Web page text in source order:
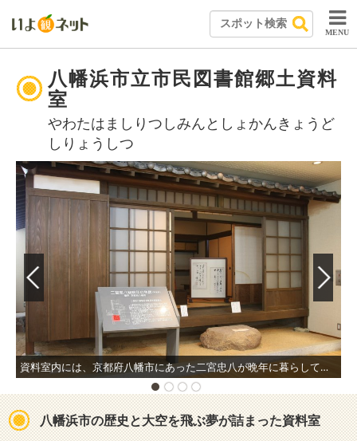
MENU
八幡浜市立市民図書館郷土資料
室
やわたはましりつしみんとしょかんきょうど
しりょうしつ
資料室内には、京都府八幡市にあった二宮忠八が晩年に暮らしていた住居の一室が移築復元されており、当時の生活の様子が再現されている。
八幡浜市の歴史と大空を飛ぶ夢が詰まった資料室